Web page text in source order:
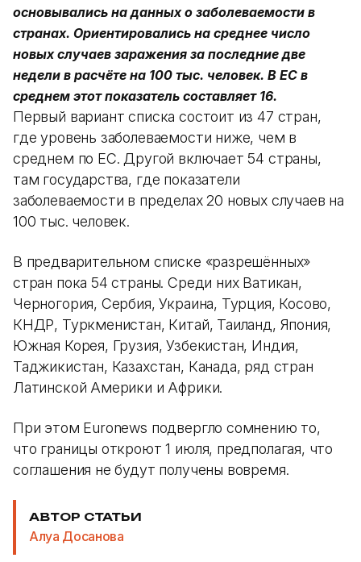
основывались на данных о заболеваемости в
странах. Ориентировались на среднее число
новых случаев заражения за последние две
недели в расчёте на 100 тыс. человек. В ЕС в
среднем этот показатель составляет 16.
Первый вариант списка состоит из 47 стран,
где уровень заболеваемости ниже, чем в
среднем по ЕС. Другой включает 54 страны,
там государства, где показатели
заболеваемости в пределах 20 новых случаев на
100 тыс. человек.
В предварительном списке «разрешённых»
стран пока 54 страны. Среди них Ватикан,
Черногория, Сербия, Украина, Турция, Косово,
КНДР, Туркменистан, Китай, Таиланд, Япония,
Южная Корея, Грузия, Узбекистан, Индия,
Таджикистан, Казахстан, Канада, ряд стран
Латинской Америки и Африки.
При этом Euronews подвергло сомнению то,
что границы откроют 1 июля, предполагая, что
соглашения не будут получены вовремя.
АВТОР СТАТЬИ
Алуа Досанова